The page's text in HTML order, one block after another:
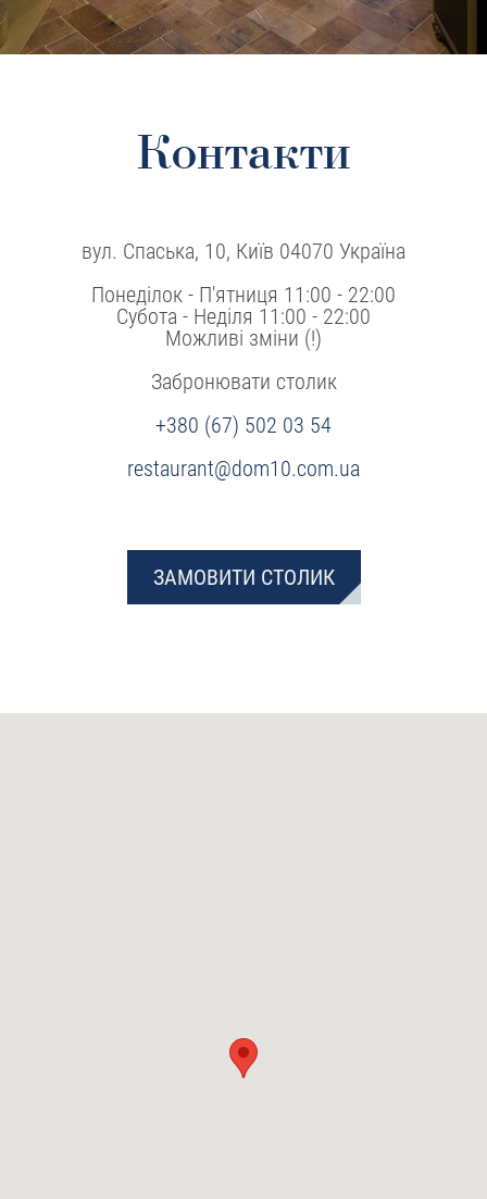
Контакти
вул. Спаська, 10, Київ 04070 Україна
Понедiлок - П'ятниця 11:00 - 22:00
Субота - Неділя 11:00 - 22:00
Можливі зміни (!)
Забронювати столик
+380 (67) 502 03 54
restaurant@dom10.com.ua
ЗАМОВИТИ СТОЛИК